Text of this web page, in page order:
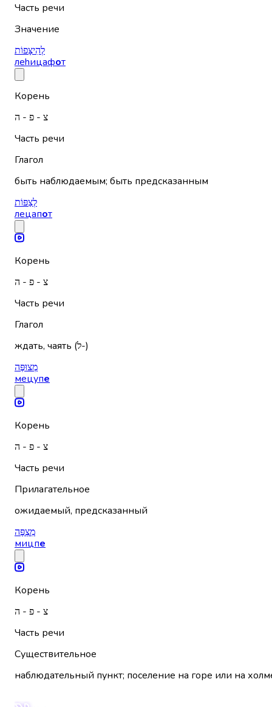
Часть речи
Значение
לְהִיצָּפוֹת
леhицафот
Корень
צ - פ - ה
Часть речи
Глагол
быть наблюдаемым; быть предсказанным
לְצַפּוֹת
лецапот
Корень
צ - פ - ה
Часть речи
Глагол
ждать, чаять (ל-)
מְצוּפֶּה
мецупе
Корень
צ - פ - ה
Часть речи
Прилагательное
ожидаемый, предсказанный
מִצְפֶּה
мицпе
Корень
צ - פ - ה
Часть речи
Существительное
наблюдательный пункт; поселение на горе или на